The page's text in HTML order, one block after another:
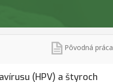
Pôvodná práca
(HPV) a štyroch